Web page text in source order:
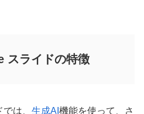
ライドの特徴
は、 生成AI 機能を使って、さ